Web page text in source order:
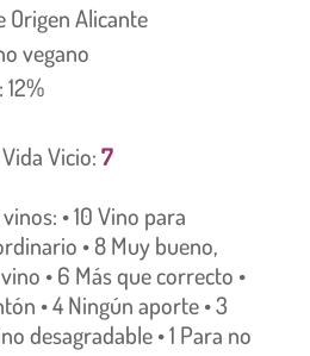
Origen Alicante
vegano
Vicio:7
• 10 Vino para
• 8 Muy bueno,
• 6 Más que correcto •
• 4 Ningún aporte • 3
desagradable • 1 Para no